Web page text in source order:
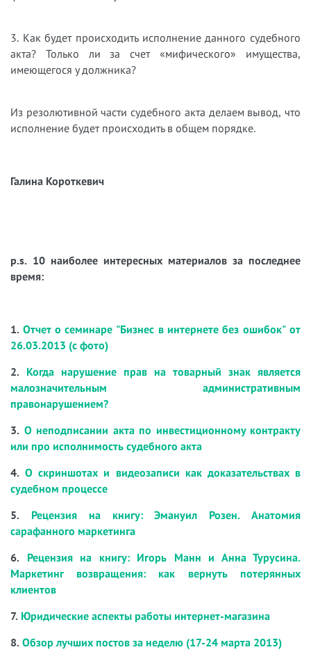
3. Как будет происходить исполнение данного судебного
акта? Только ли за счет «мифического» имущества,
имеющегося у должника?
Из резолютивной части судебного акта делаем вывод, что
исполнение будет происходить в общем порядке.
Галина Короткевич
p.s. 10 наиболее интересных материалов за последнее
время:
1.Отчет о семинаре "Бизнес в интернете без ошибок" от
26.03.2013 (с фото)
2. Когда нарушение прав на товарный знак является
малозначительным административным
правонарушением?
3. О неподписании акта по инвестиционному контракту
или про исполнимость судебного акта
4.О скриншотах и видеозаписи как доказательствах в
судебном процессе
5. Рецензия на книгу: Эмануил Розен. Анатомия
сарафанного маркетинга
6. Рецензия на книгу: Игорь Манн и Анна Турусина.
Маркетинг возвращения: как вернуть потерянных
клиентов
7. Юридические аспекты работы интернет-магазина
8. Обзор лучших постов за неделю (17-24 марта 2013)